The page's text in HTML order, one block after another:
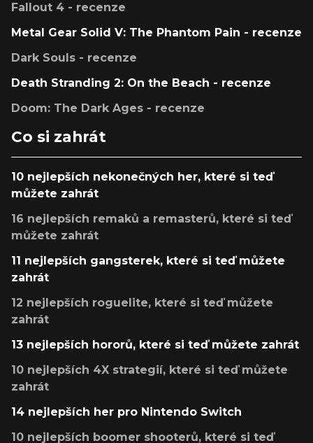
Fallout 4 - recenze
Metal Gear Solid V: The Phantom Pain - recenze
Dark Souls - recenze
Death Stranding 2: On the Beach - recenze
Doom: The Dark Ages - recenze
Co si zahrát
10 nejlepších nekonečných her, které si teď
můžete zahrát
16 nejlepších remaků a remasterů, které si teď
můžete zahrát
11 nejlepších gangsterek, které si teď můžete
zahrát
12 nejlepších roguelite, které si teď můžete
zahrát
13 nejlepších hororů, které si teď můžete zahrát
10 nejlepších 4X strategií, které si teď můžete
zahrát
14 nejlepších her pro Nintendo Switch
10 nejlepších boomer shooterů, které si teď